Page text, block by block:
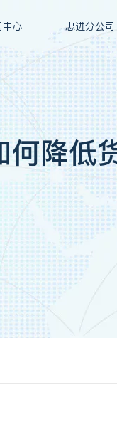
心 忠进分公司
降低